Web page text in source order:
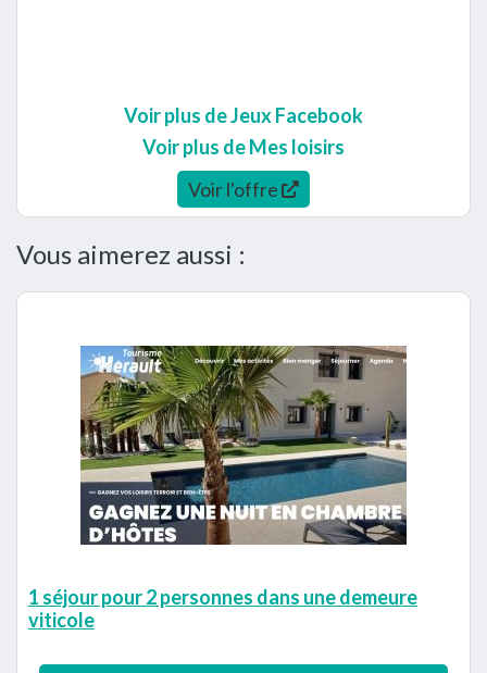
Voir plus de Jeux Facebook
Voir plus de Mes loisirs
Voir l'offre
Vous aimerez aussi :
1 séjour pour 2 personnes dans une demeure
viticole